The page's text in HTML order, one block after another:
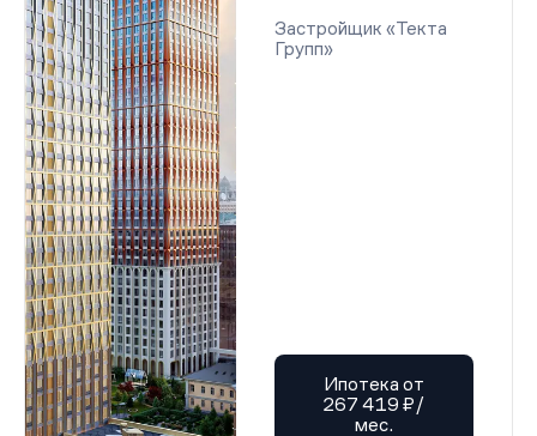
Застройщик «Текта
Групп»
Ипотека от
267 419 ₽/
мес.